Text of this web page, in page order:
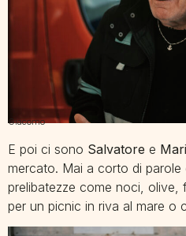
Giacomo
E poi ci sono Salvatore e
mercato. Mai a corto di
prelibatezze come noci, olive,
per un picnic in riva al mare o